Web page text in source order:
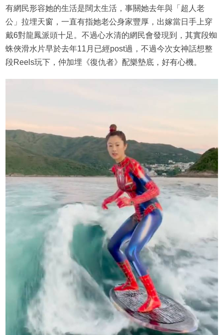
有網民形容她的生活是闊太生活，事關她去年與「超人老
公」拉埋天窗，一直有指她老公身家豐厚，出嫁當日手上穿
戴6對龍鳳派頭十足。不過心水清的網民會發現到，其實段蜘
蛛俠滑水片早於去年11月已經post過，不過今次女神話想整
段Reels玩下，仲加埋《復仇者》配樂墊底，好有心機。